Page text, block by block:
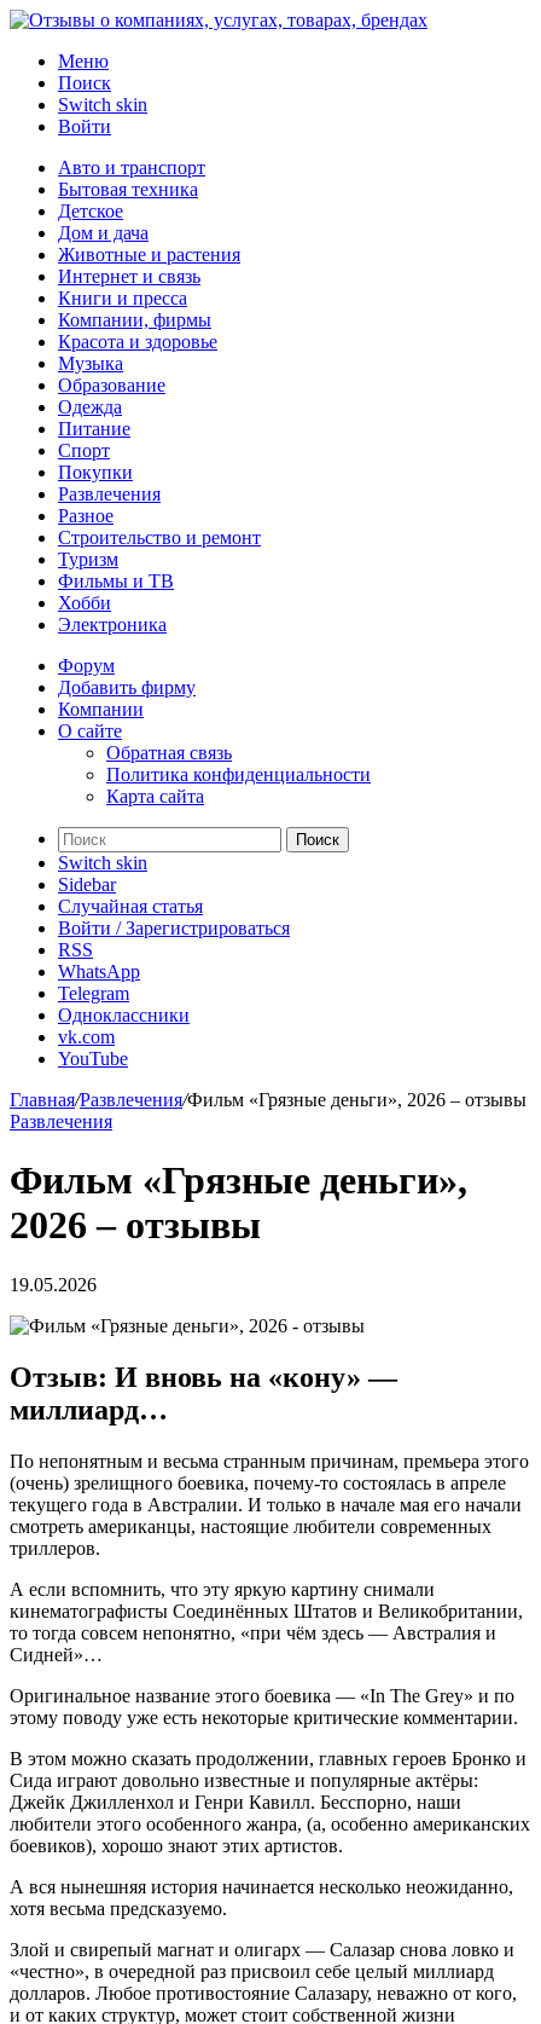
Меню
Поиск
Switch skin
Войти
Авто и транспорт
Бытовая техника
Детское
Дом и дача
Животные и растения
Интернет и связь
Книги и пресса
Компании, фирмы
Красота и здоровье
Музыка
Образование
Одежда
Питание
Спорт
Покупки
Развлечения
Разное
Строительство и ремонт
Туризм
Фильмы и ТВ
Хобби
Электроника
Форум
Добавить фирму
Компании
О сайте
Обратная связь
Политика конфиденциальности
Карта сайта
Поиск
Switch skin
Sidebar
Случайная статья
Войти / Зарегистрироваться
RSS
WhatsApp
Telegram
Одноклассники
vk.com
YouTube
Главная/Развлечения/Фильм «Грязные деньги», 2026 – отзывы
Развлечения
Фильм «Грязные деньги»,
2026 – отзывы
19.05.2026
Отзыв: И вновь на «кону» —
миллиард…
По непонятным и весьма странным причинам, премьера этого
(очень) зрелищного боевика, почему-то состоялась в апреле
текущего года в Австралии. И только в начале мая его начали
смотреть американцы, настоящие любители современных
триллеров.
А если вспомнить, что эту яркую картину снимали
кинематографисты Соединённых Штатов и Великобритании,
то тогда совсем непонятно, «при чём здесь — Австралия и
Сидней»…
Оригинальное название этого боевика — «In The Grey» и по
этому поводу уже есть некоторые критические комментарии.
В этом можно сказать продолжении, главных героев Бронко и
Сида играют довольно известные и популярные актёры:
Джейк Джилленхол и Генри Кавилл. Бесспорно, наши
любители этого особенного жанра, (а, особенно американских
боевиков), хорошо знают этих артистов.
А вся нынешняя история начинается несколько неожиданно,
хотя весьма предсказуемо.
Злой и свирепый магнат и олигарх — Салазар снова ловко и
«честно», в очередной раз присвоил себе целый миллиард
долларов. Любое противостояние Салазару, неважно от кого,
и от каких структур, может стоит собственной жизни